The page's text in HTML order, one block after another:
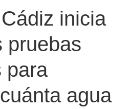
inicia
pruebas
para
agua